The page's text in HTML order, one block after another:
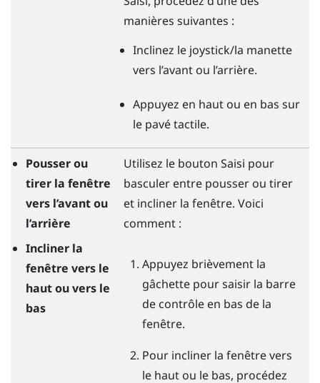
manières suivantes :
Inclinez le joystick/la manette
vers l’avant ou l’arrière.
Appuyez en haut ou en bas sur
le pavé tactile.
Pousser ou
tirer la fenêtre
vers l’avant ou
l’arrière
Incliner la
fenêtre vers le
haut ou vers le
bas
Utilisez le bouton Saisi pour
basculer entre pousser ou tirer
et incliner la fenêtre. Voici
comment :
Appuyez brièvement la
gâchettepour saisir la barre
de contrôle en bas de la
fenêtre.
Pour incliner la fenêtre vers
le haut ou le bas, procédez